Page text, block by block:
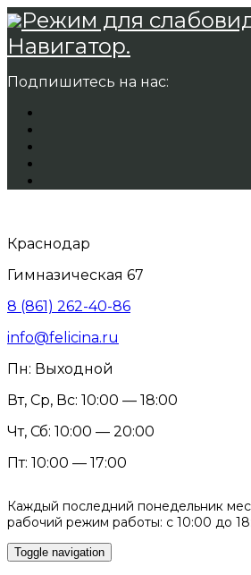
Режим для
Навигатор.
Подпишитесь на нас:
Краснодар
Гимназическая 67
8 (861) 262-40-86
info@felicina.ru
Пн: Выходной
Вт, Ср, Вс: 10:00 — 18:00
Чт, Сб: 10:00 — 20:00
Пт: 10:00 — 17:00
Каждый последний понедельник
рабочий режим работы: с 10:00 до
Toggle navigation